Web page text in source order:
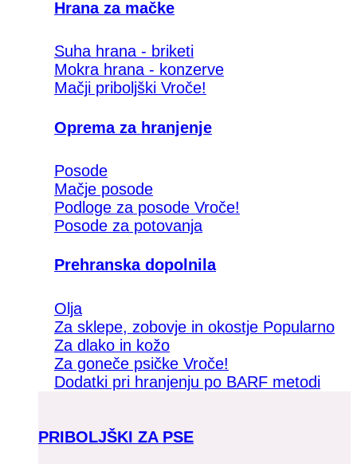
Hrana za mačke
Suha hrana - briketi
Mokra hrana - konzerve
Mačji priboljški
Oprema za hranjenje
Posode
Mačje posode
Podloge za posode
Posode za potovanja
Prehranska dopolnila
Olja
Za sklepe, zobovje in okostje
Za dlako in kožo
Za goneče psičke
Dodatki pri hranjenju po BARF metodi
PRIBOLJŠKI ZA PSE